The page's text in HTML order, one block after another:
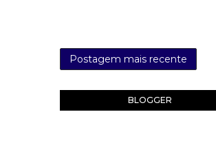
Postagem mais recente
BLOGGER